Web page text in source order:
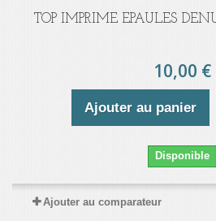
TOP IMPRIME EPAULES
10,00 €
Ajouter au panier
Disponible
Ajouter au comparateur